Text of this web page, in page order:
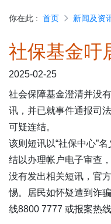
你在此 : 首页 新闻及资
社保基金吁
2025-02-25
社会保障基金澄清并没
讯，并已就事件通报司
可疑连结。
该则短讯以“社保中心”
结以办理帐户电子审查
没有发出相关短讯，官
惕。居民如怀疑遭到诈
线8800 7777 或报案热线